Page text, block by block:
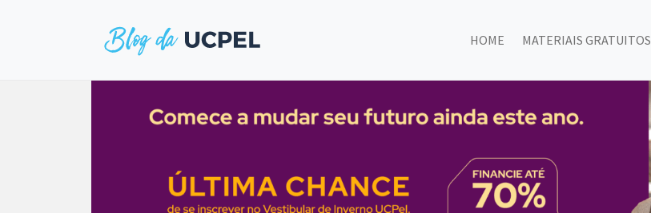
HOME MATERIAIS GRATUITOS